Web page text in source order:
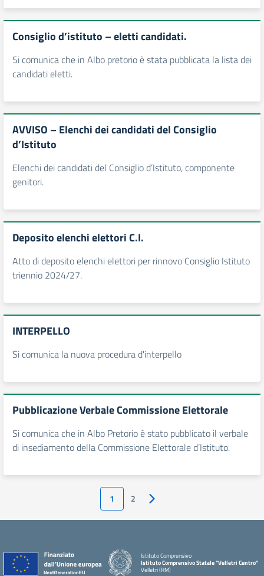
Consiglio d’istituto – eletti candidati.
Si comunica che in Albo pretorio è stata pubblicata la lista dei
candidati eletti.
AVVISO – Elenchi dei candidati del Consiglio
d’Istituto
Elenchi dei candidati del Consiglio d’Istituto, componente
genitori.
Deposito elenchi elettori C.I.
Atto di deposito elenchi elettori per rinnovo Consiglio Istituto
triennio 2024/27.
INTERPELLO
Si comunica la nuova procedura d'interpello
Pubblicazione Verbale Commissione Elettorale
Si comunica che in Albo Pretorio è stato pubblicato il verbale
di insediamento della Commissione Elettorale d’Istituto.
1 2 Pagina successiva
Istituto Comprensivo
Istituto Comprensivo Statale "Velletri Centro"
Velletri (RM)